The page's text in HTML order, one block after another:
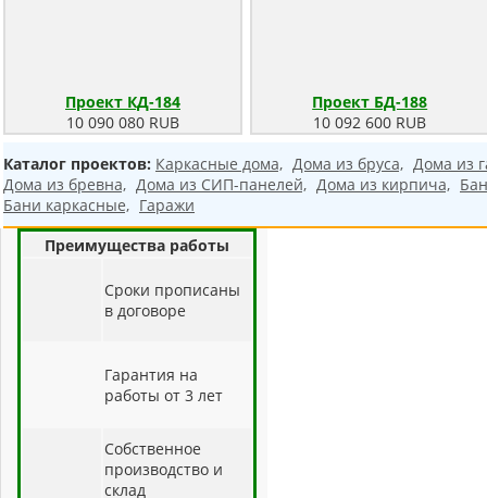
Проект КД-184
10 090 080 RUB
Проект БД-188
10 092 600 RUB
Каталог проектов: Каркасные дома, Дома из бруса, Дома из
Дома из бревна, Дома из СИП-панелей, Дома из кирпича,
Бани каркасные, Гаражи
Преимущества работы
Cроки прописаны
в договоре
Гарантия на
работы от 3 лет
Собственное
производство и
склад